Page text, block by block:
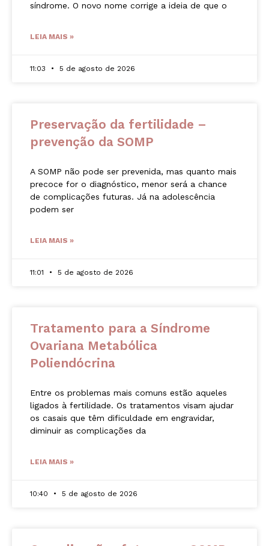
síndrome. O novo nome corrige a ideia de que o
LEIA MAIS »
11:03 5 de agosto de 2026
Preservação da fertilidade –
prevenção da SOMP
A SOMP não pode ser prevenida, mas quanto mais
precoce for o diagnóstico, menor será a chance
de complicações futuras. Já na adolescência
podem ser
LEIA MAIS »
11:01 5 de agosto de 2026
Tratamento para a Síndrome
Ovariana Metabólica
Poliendócrina
Entre os problemas mais comuns estão aqueles
ligados à fertilidade. Os tratamentos visam ajudar
os casais que têm dificuldade em engravidar,
diminuir as complicações da
LEIA MAIS »
10:40 5 de agosto de 2026